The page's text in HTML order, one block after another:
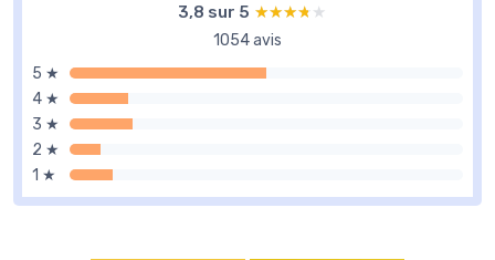
3,8 sur 5 ★★★★★
★★★★★
1054 avis
5 ★
4 ★
3 ★
2 ★
1 ★